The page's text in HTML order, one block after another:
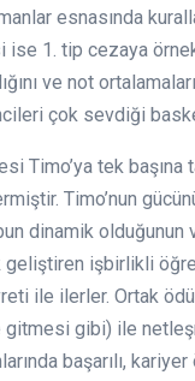
esnasında
ise 1. tip cezaya
ve not
çok sevdiği
Timo’ya tek
Timo’nun
dinamik
geliştiren işbirlikli
ile ilerler. Ortak
gibi) ile
başarılı,